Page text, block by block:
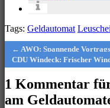
Tags: Geldautomat
Post
navigation
← AWO: Spannende
CDU Windeck: Frischer
1 Kommentar
am